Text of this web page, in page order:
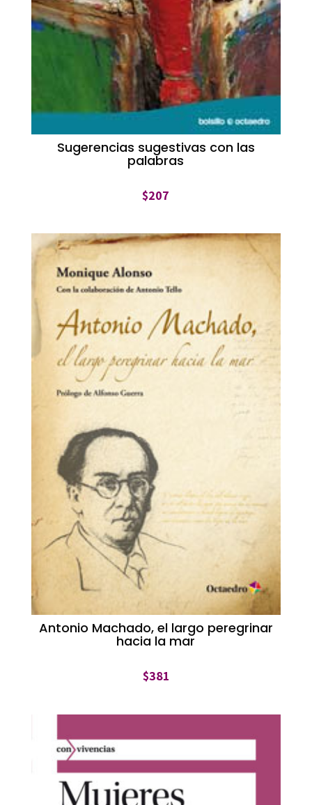
Sugerencias sugestivas con las
palabras
$207
Antonio Machado, el largo peregrinar
hacia la mar
$381